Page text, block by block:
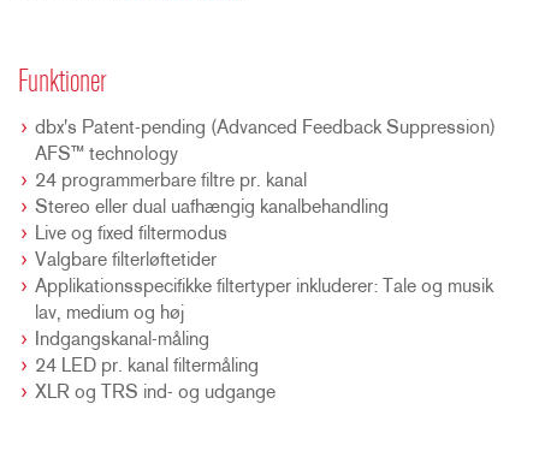
Funktioner
dbx's Patent-pending (Advanced Feedback Suppression)
AFS™ technology
24 programmerbare filtre pr. kanal
Stereo eller dual uafhængig kanalbehandling
Live og fixed filtermodus
Valgbare filterløftetider
Applikationsspecifikke filtertyper inkluderer: Tale og musik
lav, medium og høj
Indgangskanal-måling
24 LED pr. kanal filtermåling
XLR og TRS ind- og udgange